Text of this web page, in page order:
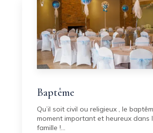
Baptême
Qu’il soit civil ou religieux , le
moment important et heureux dans
famille !...